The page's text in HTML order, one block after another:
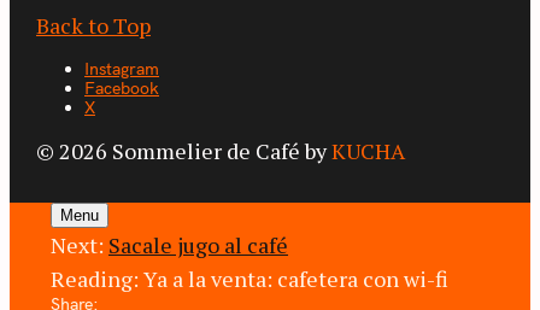
Back to Top
Instagram
Facebook
X
© 2026 Sommelier de Café byKUCHA
Menu
Next: Sacale jugo al café
Reading: Ya a la venta: cafetera con wi-fi
Share: